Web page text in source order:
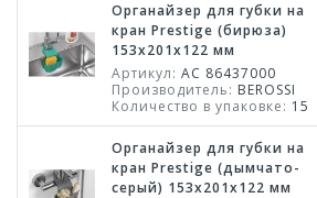
Органайзер для губки на
кран Prestige (бирюза)
153х201х122 мм
Артикул: АС 86437000
Производитель: BEROSSI
Количество в упаковке: 15
Органайзер для губки на
кран Prestige (дымчато-
серый) 153х201х122 мм